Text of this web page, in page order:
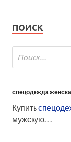
ПОИСК
спецодежда
Купить
мужскую. . .